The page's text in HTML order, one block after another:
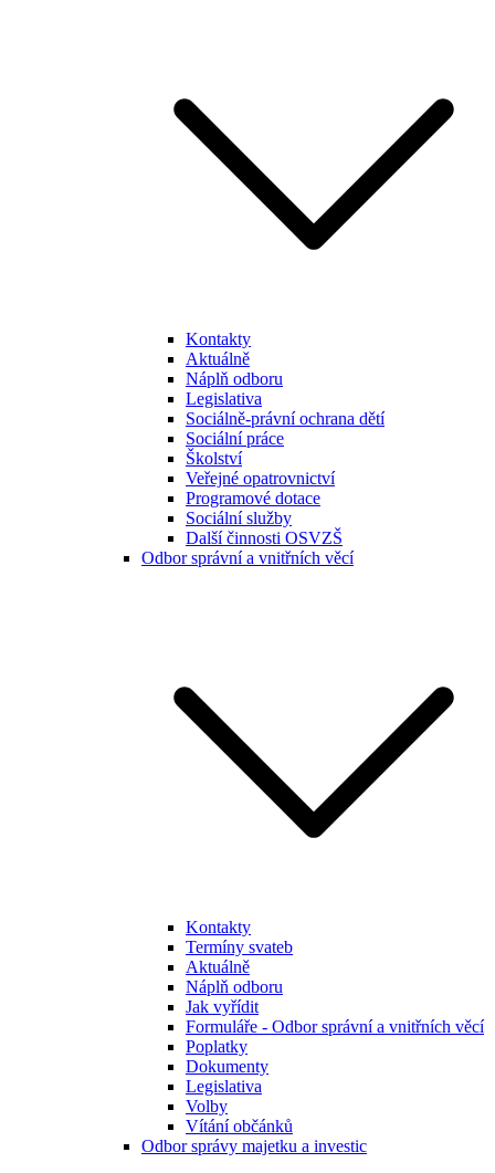
Kontakty
Aktuálně
Náplň odboru
Legislativa
Sociálně-právní ochrana dětí
Sociální práce
Školství
Veřejné opatrovnictví
Programové dotace
Sociální služby
Další činnosti OSVZŠ
Odbor správní a vnitřních věcí
Kontakty
Termíny svateb
Aktuálně
Náplň odboru
Jak vyřídit
Formuláře - Odbor správní a vnitřních věcí
Poplatky
Dokumenty
Legislativa
Volby
Vítání občánků
Odbor správy majetku a investic